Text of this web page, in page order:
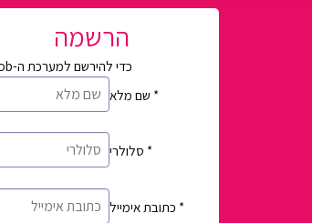
הרשמה
כדי להירשם למערכת ה-cob יש למלא את הפרטים הבאים
*
*
*